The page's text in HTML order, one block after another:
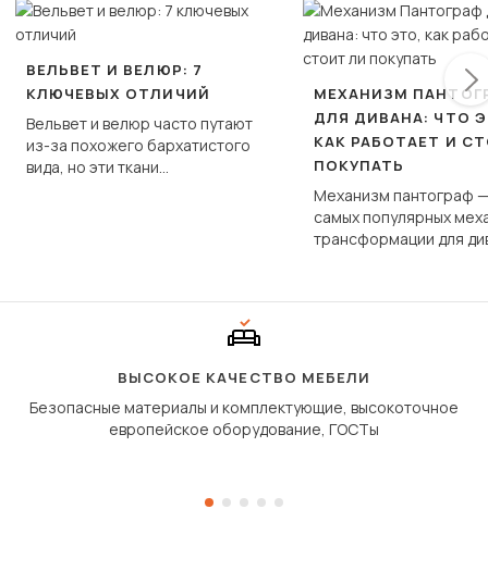
ВЕЛЬВЕТ И ВЕЛЮР: 7
КЛЮЧЕВЫХ ОТЛИЧИЙ
Вельвет и велюр часто путают
из-за похожего бархатистого
вида, но эти ткани
МЕХАНИЗМ
ДЛЯ ДИВАНА: ЧТО
КАК РАБОТАЕТ И
ПОКУПАТЬ
Механизм пантограф
самых популярных
трансформации для
сиденье не
дугообразной
ВЫСОКОЕ КАЧЕСТВО МЕБЕЛИ
Безопасные материалы и комплектующие, высокоточное
европейское оборудование, ГОСТы